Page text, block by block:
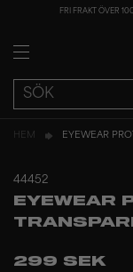
FRI FRAKT ÖVER
HEM EYEWEAR
44452
EYEWEAR
299 SEK